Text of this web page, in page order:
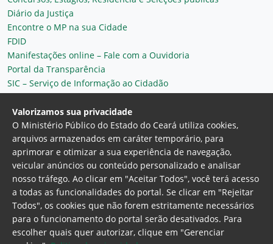
Diário da Justiça
Encontre o MP na sua Cidade
FDID
Manifestações online – Fale com a Ouvidoria
Portal da Transparência
SIC – Serviço de Informação ao Cidadão
Plantão MP do Ceará
Secretaria Geral
Ministério Público do Estado do Ceará
Procuradoria Geral de Justiça Av. Gen. Afonso
Valorizamos sua privacidade
O Ministério Público do Estado do Ceará utiliza cookies,
arquivos armazenados em caráter temporário, para
aprimorar e otimizar a sua experiência de navegação,
veicular anúncios ou conteúdo personalizado e analisar
nosso tráfego. Ao clicar em "Aceitar Todos", você terá acesso
a todas as funcionalidades do portal. Se clicar em "Rejeitar
Todos", os cookies que não forem estritamente necessários
para o funcionamento do portal serão desativados. Para
escolher quais quer autorizar, clique em "Gerenciar